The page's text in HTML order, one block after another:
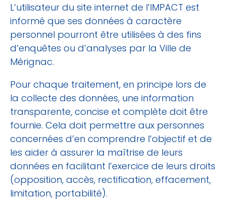
L’utilisateur du site internet de l’IMPACT est
informé que ses données à caractère
personnel pourront être utilisées à des fins
d’enquêtes ou d’analyses par la Ville de
Mérignac.
Pour chaque traitement, en principe lors de
la collecte des données, une information
transparente, concise et complète doit être
fournie. Cela doit permettre aux personnes
concernées d’en comprendre l’objectif et de
les aider à assurer la maîtrise de leurs
données en facilitant l’exercice de leurs droits
(opposition, accès, rectification, effacement,
limitation, portabilité).